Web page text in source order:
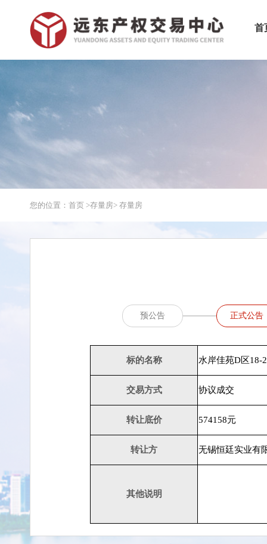
首
您的位置：首页 >存量房> 存量房
预公告 正式公告
标的名称 水岸佳苑D区18-
交易方式 协议成交
转让底价 574158元
转让方 无锡恒廷实业有
其他说明